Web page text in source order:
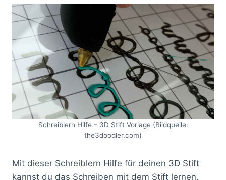
Schreiblern Hilfe – 3D Stift Vorlage (Bildquelle:
the3doodler.com)
Mit dieser Schreiblern Hilfe für deinen 3D Stift
kannst du das Schreiben mit dem Stift lernen.